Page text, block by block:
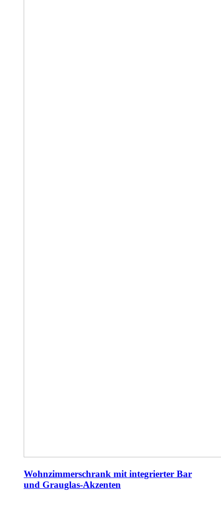
Wohnzimmerschrank mit integrierter Bar
und Grauglas-Akzenten